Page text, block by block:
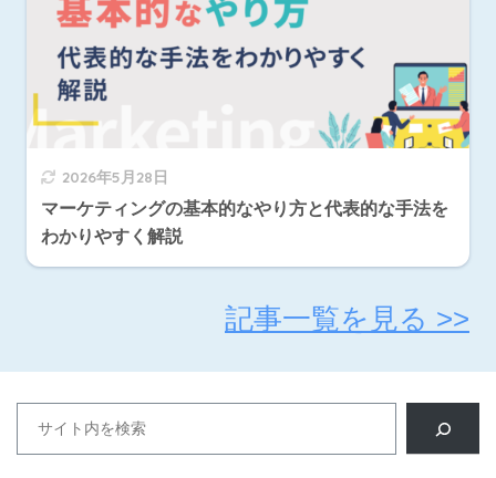
2026年5月28日
マーケティングの基本的なやり方と代表的な手法を
わかりやすく解説
記事一覧を見る >>